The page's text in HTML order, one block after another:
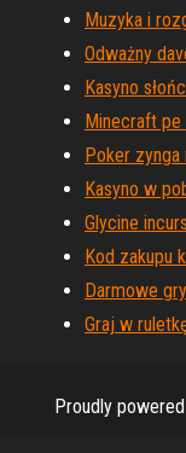
Muzyka i
Odważny
Kasyno
Minecraft
Poker zynga
Kasyno w
Glycine
Kod zakupu
Darmowe
Graj w
Proudly